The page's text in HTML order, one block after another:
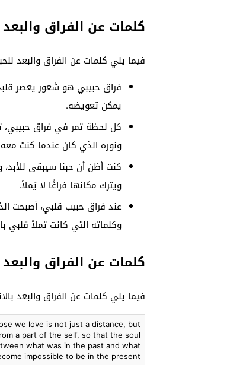
كلمات عن الفراق
فيما يلي كلمات عن الفراق والبعد
فراق حبيبي هو شعور يعصر
يمكن تعويضه.
كل لحظة تمر في فراق حبيبي،
ونوره الذي كان عندما كنت
كنت أظن أن حبنا سيبقى للأبد،
ويترك مكانها فراغًا لا يُملأ.
عند فراق حبيب قلبي، أصبحت
وكلماته التي كانت تملأ قلبي
كلمات عن الفراق والبعد
فيما يلي كلمات عن الفراق والبعد
we love is not just a distance, but
a part of the self, so that the soul
what was in the past and what
impossible to be in the present.